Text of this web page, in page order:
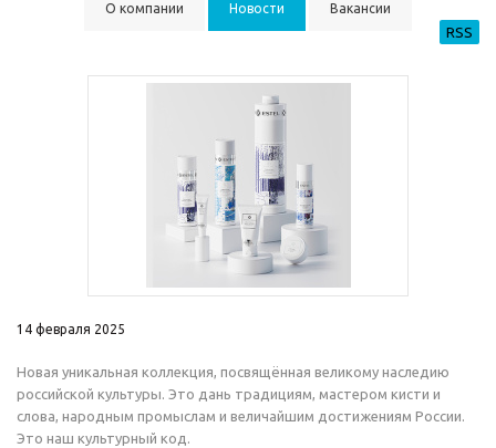
О компании Новости Вакансии
RSS
14 февраля 2025
Новая уникальная коллекция, посвящённая великому наследию
российской культуры. Это дань традициям, мастером кисти и
слова, народным промыслам и величайшим достижениям России.
Это наш культурный код.